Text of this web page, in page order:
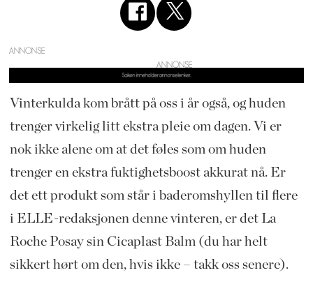
ANNONSE
Vinterkulda kom brått på oss i år også, og huden
trenger virkelig litt ekstra pleie om dagen. Vi er
nok ikke alene om at det føles som om huden
trenger en ekstra fuktighetsboost akkurat nå. Er
det ett produkt som står i baderomshyllen til flere
i ELLE-redaksjonen denne vinteren, er det La
Roche Posay sin Cicaplast Balm (du har helt
sikkert hørt om den, hvis ikke – takk oss senere).